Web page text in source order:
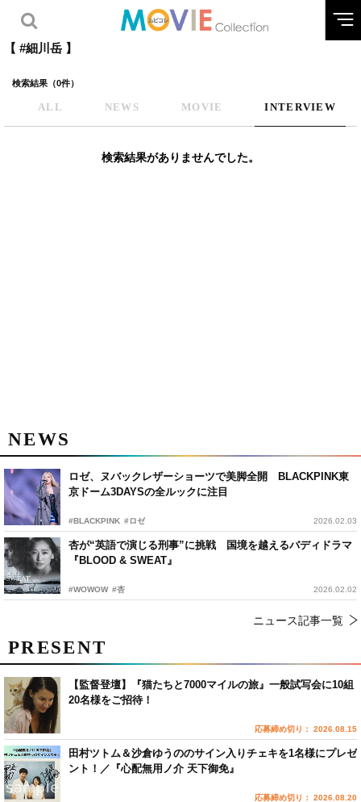
【 #細川岳 】
検索結果（0件）
ALL NEWS MOVIE INTERVIEW
検索結果がありませんでした。
NEWS
ロゼ、ヌバックレザーショーツで美脚全開 BLACKPINK東
京ドーム3DAYSの全ルックに注目
#BLACKPINK #ロゼ 2026.02.03
杏が“英語で演じる刑事”に挑戦 国境を越えるバディドラマ
『BLOOD & SWEAT』
#WOWOW #杏 2026.02.02
ニュース記事一覧
PRESENT
【監督登壇】『猫たちと7000マイルの旅』一般試写会に10組
20名様をご招待！
応募締め切り： 2026.08.15
田村ツトム＆沙倉ゆうののサイン入りチェキを1名様にプレゼ
ント！／『心配無用ノ介 天下御免』
応募締め切り： 2026.08.20